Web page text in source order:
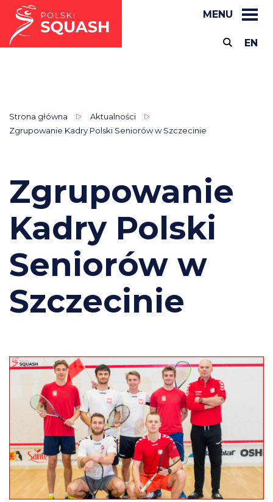
MENU
EN
Strona główna
Aktualności
Zgrupowanie Kadry Polski Seniorów w Szczecinie
Zgrupowanie
Kadry Polski
Seniorów w
Szczecinie